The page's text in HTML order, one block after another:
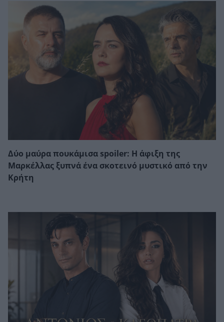
Δύο μαύρα πουκάμισα spoiler: Η άφιξη της
Μαρκέλλας ξυπνά ένα σκοτεινό μυστικό από την
Κρήτη